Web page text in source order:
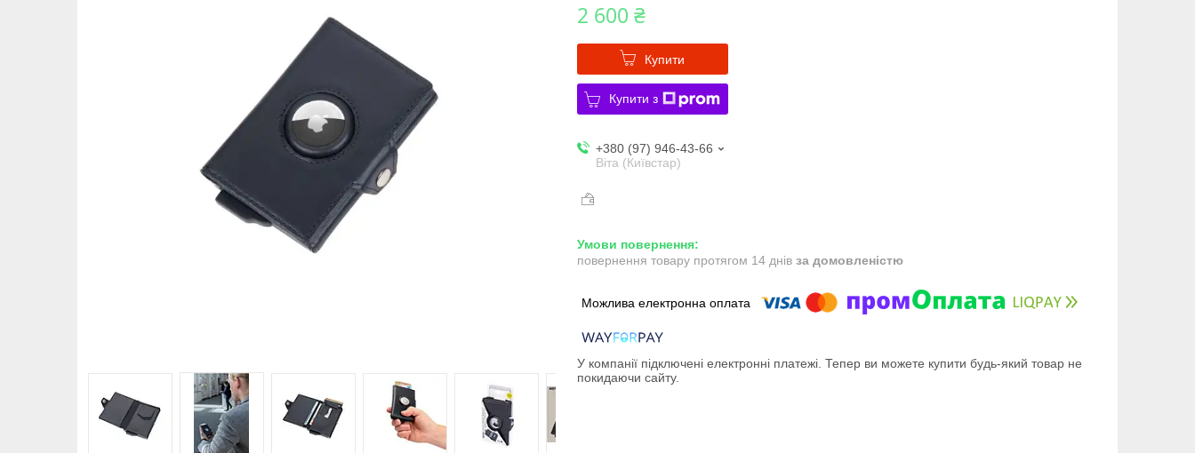
2 600 ₴
Купити
Купити з
+380 (97) 946-43-66
Віта (Київстар)
повернення товару протягом 14 днів за домовленістю
У компанії підключені електронні платежі. Тепер ви можете купити будь-який товар не
покидаючи сайту.